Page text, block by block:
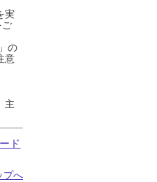
実
ご
の
意
主
ド
プへ